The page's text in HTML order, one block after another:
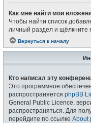
Как мне найти мои
Чтобы найти список
личный раздел и щёлкните
Вернуться к началу
Кто написал эту
Это программное
распространяется phpBB
General Public Licence,
распространяться. Для
перейдите по ссылке About